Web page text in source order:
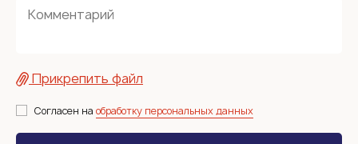
Прикрепить файл
Согласен на обработку персональных данных